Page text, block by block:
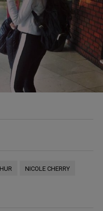
NICOLE CHERRY